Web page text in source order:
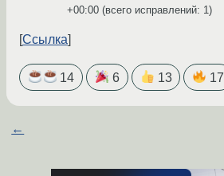
+00:00 (всего исправлений: 1)
Ссылка
14 6 13 17
←